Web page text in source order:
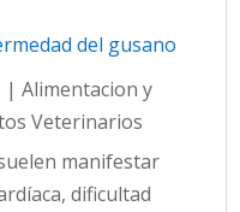
del gusano
|Alimentacion y
Veterinarios
manifestar
dificultad